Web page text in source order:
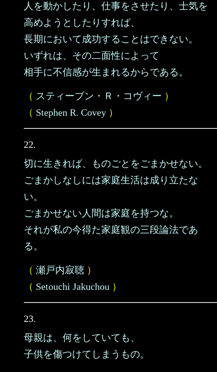
人を動かしたり、仕事をさせたり、士気を
高めようとしたりすれば、
長期において成功することはできない。
いずれは、その二面性によって
相手に不信感が生まれるからである。
（ スティーブン・Ｒ・コヴィー ）
（ Stephen R. Covey ）
22.
切に生きれば、ものごとをごまかせない。
ごまかしなしには家庭生活は成り立たな
い。
ごまかせない人間は家庭を持つな。
それが私の今得た家庭観の三段論法であ
る。
（ 瀬戸内寂聴 ）
（ Setouchi Jakuchou ）
23.
母親は、何をしていても、
子供を傷つけてしまうもの。